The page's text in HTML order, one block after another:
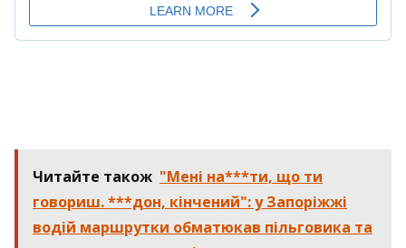
Читайте також "Мені на***ти, що ти
говориш. ***дон, кінчений": у Запоріжжі
водій маршрутки обматюкав пільговика та